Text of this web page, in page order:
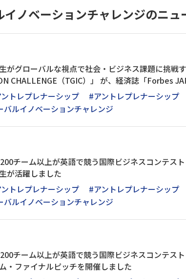
イノベーションチャレンジのニュ
がグローバルな視点で社会・ビジネス課題に挑戦
CHALLENGE（TGIC）」 が、経済誌「Forbes
トレプレナーシップ
#アントレプレナーシップ
バルイノベーションチャレンジ
チーム以上が英語で競う国際ビジネスコンテス
が活躍しました
トレプレナーシップ
#アントレプレナーシップ
バルイノベーションチャレンジ
チーム以上が英語で競う国際ビジネスコンテス
・ファイナルピッチを開催しました